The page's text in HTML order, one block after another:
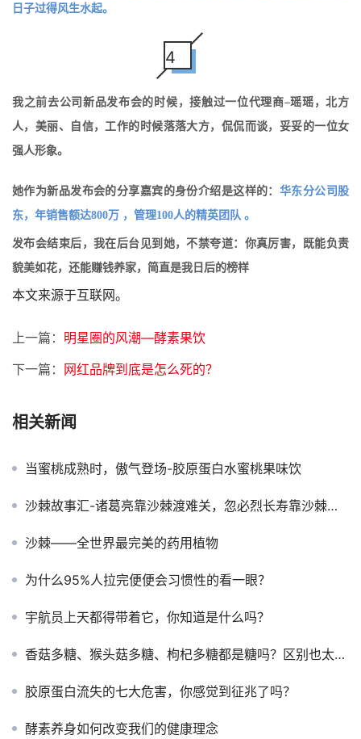
日子过得风生水起。
4
我之前去公司新品发布会的时候，接触过一位代理商–瑶瑶，北方
人，美丽、自信，工作的时候落落大方，侃侃而谈，妥妥的一位女
强人形象。
她作为新品发布会的分享嘉宾的身份介绍是这样的： 华东分公司股
东，年销售额达800万 ，管理100人的精英团队 。
发布会结束后，我在后台见到她，不禁夸道：你真厉害，既能负责
貌美如花，还能赚钱养家，简直是我日后的榜样
本文来源于互联网。
上一篇： 明星圈的风潮—酵素果饮
下一篇： 网红品牌到底是怎么死的？
相关新闻
当蜜桃成熟时，傲气登场-胶原蛋白水蜜桃果味饮
沙棘故事汇-诸葛亮靠沙棘渡难关，忽必烈长寿靠沙棘？这些沙棘传说你肯定没听过！
沙棘——全世界最完美的药用植物
为什么95%人拉完便便会习惯性的看一眼？
宇航员上天都得带着它，你知道是什么吗？
香菇多糖、猴头菇多糖、枸杞多糖都是糖吗？区别也太大了吧？
胶原蛋白流失的七大危害，你感觉到征兆了吗？
酵素养身如何改变我们的健康理念